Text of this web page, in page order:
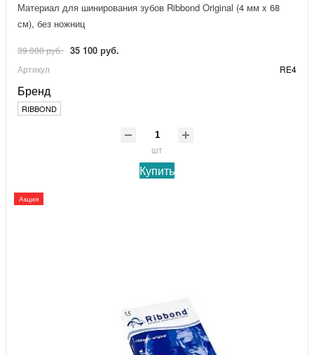
Материал для шинирования зубов Ribbond Original (4 мм x 68
см), без ножниц
39 000 руб. 35 100 руб.
Артикул RE4
Бренд
RIBBOND
шт
Купить
Акция